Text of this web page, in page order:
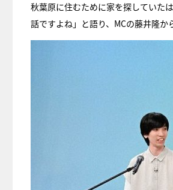
秋葉原に住むために家を探していた
話ですよね」と語り、MCの藤井隆か